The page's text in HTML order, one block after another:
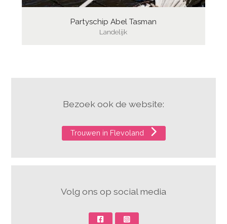
Partyschip Abel Tasman
Landelijk
Bezoek ook de website:
Trouwen in Flevoland
Volg ons op social media